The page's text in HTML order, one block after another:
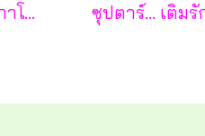
ทัวร์ญี่ปุ่น โตเกียว นากาโน่ ยามานาชิ 7 วัน - TG